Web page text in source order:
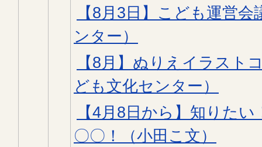
【8月3日】こども運営
ンター）
【8月】ぬりえイラスト
ども文化センター）
【4月8日から】知りた
〇〇！（小田こ文）